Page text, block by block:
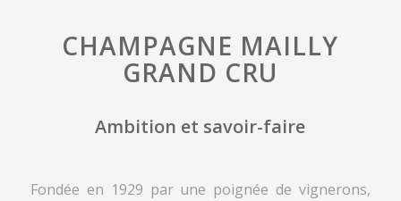
CHAMPAGNE MAILLY
GRAND CRU
Ambition et savoir-faire
Fondée en 1929 par une poignée de vignerons,